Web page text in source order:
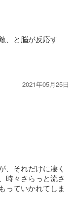
、と脳が反応す
2021年05月25日
、それだけに凄く
時々さらっと流さ
っていかれてしま